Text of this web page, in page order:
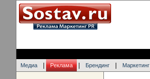
Медиа Реклама Брендинг Маркетинг